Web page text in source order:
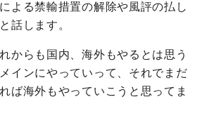
よる禁輸措置の解除や風評の払し
話します。
からも国内、海外もやるとは思う
インにやっていって、それでまだ
ば海外もやっていこうと思ってま